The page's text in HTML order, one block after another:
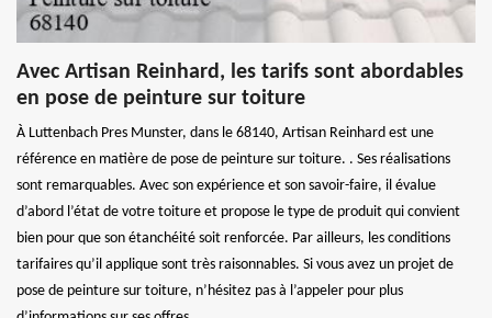
Avec Artisan Reinhard, les tarifs sont abordables
en pose de peinture sur toiture
À Luttenbach Pres Munster, dans le 68140, Artisan Reinhard est une
référence en matière de pose de peinture sur toiture. . Ses réalisations
sont remarquables. Avec son expérience et son savoir-faire, il évalue
d’abord l’état de votre toiture et propose le type de produit qui convient
bien pour que son étanchéité soit renforcée. Par ailleurs, les conditions
tarifaires qu’il applique sont très raisonnables. Si vous avez un projet de
pose de peinture sur toiture, n’hésitez pas à l’appeler pour plus